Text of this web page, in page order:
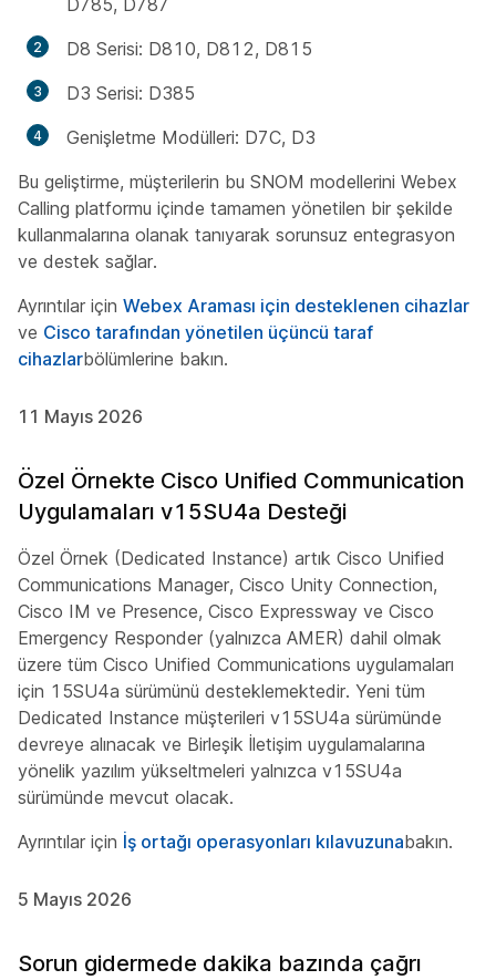
D785, D787
D8 Serisi: D810, D812, D815
D3 Serisi: D385
Genişletme Modülleri: D7C, D3
Bu geliştirme, müşterilerin bu SNOM modellerini Webex
Calling platformu içinde tamamen yönetilen bir şekilde
kullanmalarına olanak tanıyarak sorunsuz entegrasyon
ve destek sağlar.
Ayrıntılar için Webex Araması için desteklenen cihazlar
ve Cisco tarafından yönetilen üçüncü taraf
cihazlarbölümlerine bakın.
11 Mayıs 2026
Özel Örnekte Cisco Unified Communication
Uygulamaları v15SU4a Desteği
Özel Örnek (Dedicated Instance) artık Cisco Unified
Communications Manager, Cisco Unity Connection,
Cisco IM ve Presence, Cisco Expressway ve Cisco
Emergency Responder (yalnızca AMER) dahil olmak
üzere tüm Cisco Unified Communications uygulamaları
için 15SU4a sürümünü desteklemektedir. Yeni tüm
Dedicated Instance müşterileri v15SU4a sürümünde
devreye alınacak ve Birleşik İletişim uygulamalarına
yönelik yazılım yükseltmeleri yalnızca v15SU4a
sürümünde mevcut olacak.
Ayrıntılar için İş ortağı operasyonları kılavuzunabakın.
5 Mayıs 2026
Sorun gidermede dakika bazında çağrı